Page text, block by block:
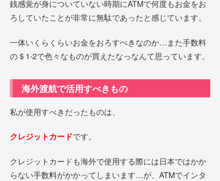
銭感覚が身についていない時期にATMで何度もお金をお
ろしていたことが非常に無駄であったと感じています。
一体いくらくらいお金をおろすべきなのか…また手数料
の＄1-2で色々なものが買えたなっなんて思っています。
海外渡航で活用すべきもの
私が使用すべきだったものは、
クレジットカードです。
クレジットカードも海外で使用する際には日本ではかか
らない手数料がかかってしまいます…が、ATMでインタ